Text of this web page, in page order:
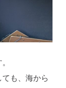
も、海から